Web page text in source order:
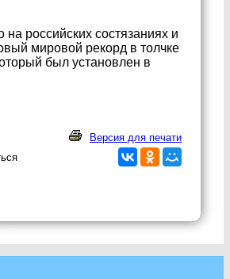
российских состязаниях и
мировой рекорд в толчке
был установлен в
Версия для печати